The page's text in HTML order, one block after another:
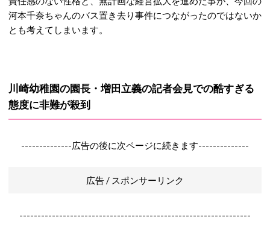
河本千奈ちゃんのバス置き去り事件につながったのではないか
とも考えてしまいます。
川崎幼稚園の園長・増田立義の記者会見での酷すぎる
態度に非難が殺到
--------------広告の後に次ページに続きます--------------
広告 / スポンサーリンク
----------------------------------------------------------------